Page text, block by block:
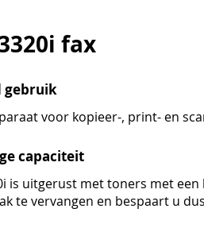
fax
gebruik
voor kopieer-, print- en
capaciteit
is uitgerust met toners met
te vervangen en bespaart u